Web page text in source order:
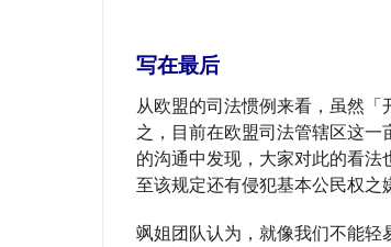
写在最后
从欧盟的司法惯例来看，虽然
之，目前在欧盟司法管辖区这
的沟通中发现，大家对此的看
至该规定还有侵犯基本公民权之
飒姐团队认为，就像我们不能轻